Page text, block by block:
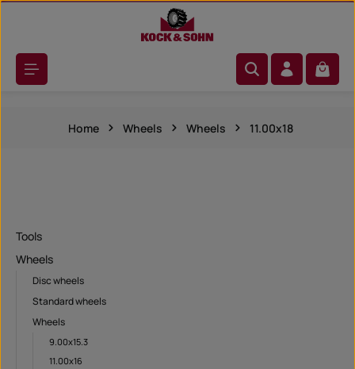
Home Wheels Wheels 11.00x18
Tools
Wheels
Disc wheels
Standard wheels
Wheels
9.00x15.3
11.00x16